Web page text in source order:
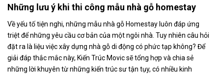
Những lưu ý khi thi công mẫu nhà gỗ homestay
Về yếu tố tiện nghi, những mẫu nhà gỗ Homestay luôn đáp ứng
triệt để những yêu cầu cơ bản của một ngôi nhà. Tuy nhiên câu hỏi
đặt ra là liệu việc xây dựng nhà gỗ di động có phức tạp không? Để
giải đáp thắc mắc này, Kiến Trúc Movic sẽ tổng hợp và chia sẻ
những lời khuyên từ những kiến trúc sư tận tụy, có nhiều kinh